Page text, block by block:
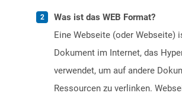
Was ist das WEB Format?
Eine Webseite (oder Webseite)
Dokument im Internet, das
verwendet, um auf andere
Ressourcen zu verlinken.